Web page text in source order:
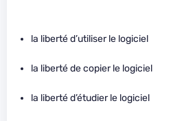
la liberté d’utiliser le logiciel
la liberté de copier le logiciel
la liberté d’étudier le logiciel